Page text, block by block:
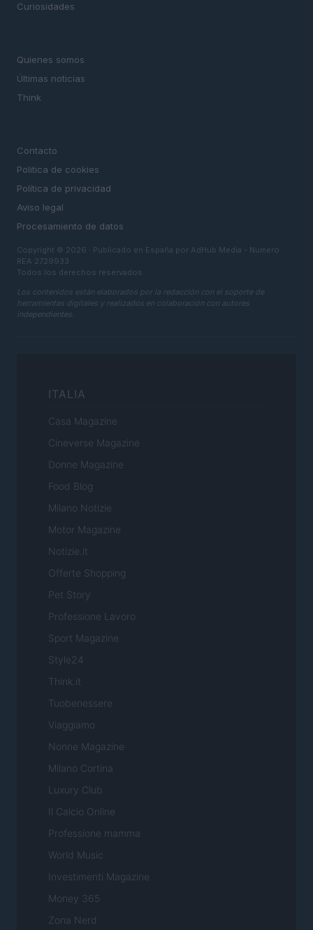
Curiosidades
Quienes somos
Últimas noticias
Think
Contacto
Politica de cookies
Política de privacidad
Aviso legal
Procesamiento de datos
Copyright © 2026 · Publicado en España por AdHub Media - Numero
REA 2729933
Todos los derechos reservados
Los contenidos están elaborados por la redacción con el soporte de
herramientas digitales y realizados en colaboración con autores
independientes.
ITALIA
Casa Magazine
Cineverse Magazine
Donne Magazine
Food Blog
Milano Notizie
Motor Magazine
Notizie.it
Offerte Shopping
Pet Story
Professione Lavoro
Sport Magazine
Style24
Think.it
Tuobenessere
Viaggiamo
Nonne Magazine
Milano Cortina
Luxury Club
Il Calcio Online
Professione mamma
World Music
Investimenti Magazine
Money 365
Zona Nerd